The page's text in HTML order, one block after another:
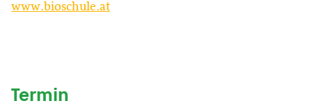
www.bioschule.at
Termin